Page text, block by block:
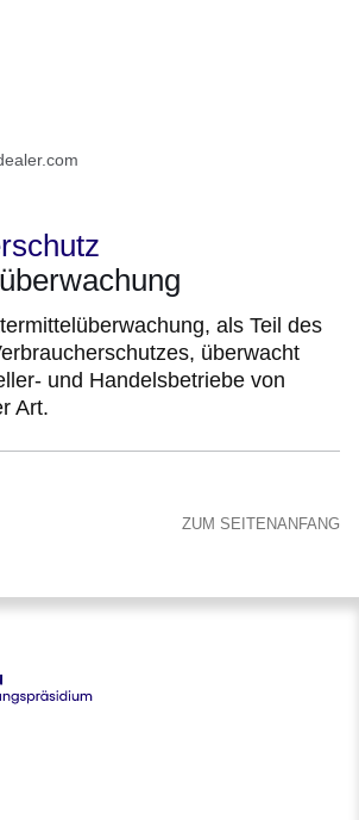
als Teil des
überwacht
und Handelsbetriebe von
Art.
ZUM SEITENANFANG
Gießen